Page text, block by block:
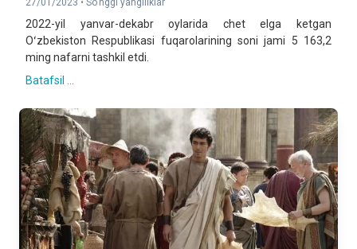
27/01/2023 • So'nggi yangiliklar
2022-yil yanvar-dekabr oylarida chet elga ketgan
Oʻzbekiston Respublikasi fuqarolarining soni jami 5 163,2
ming nafarni tashkil etdi.
Batafsil ...